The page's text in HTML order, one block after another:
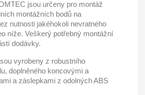
jsou určeny pro montáž
montážních bodů na
nutnosti jakéhokoli nevratného
níže. Veškerý potřebný montážní
dodávky.
vyrobeny z robustního
, doplněného koncovými a
a záslepkami z odolných ABS